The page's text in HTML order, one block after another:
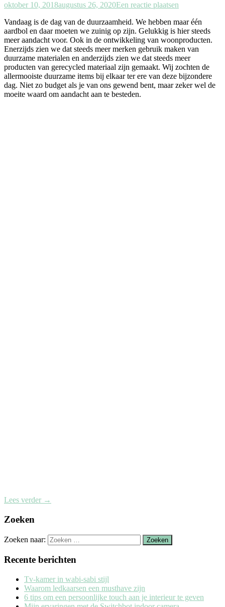
oktober 10, 2018augustus 26, 2020Een reactie plaatsen
Vandaag is de dag van de duurzaamheid. We hebben maar één
aardbol en daar moeten we zuinig op zijn. Gelukkig is hier steeds
meer aandacht voor. Ook in de ontwikkeling van woonproducten.
Enerzijds zien we dat steeds meer merken gebruik maken van
duurzame materialen en anderzijds zien we dat steeds meer
producten van gerecycled materiaal zijn gemaakt. Wij zochten de
allermooiste duurzame items bij elkaar ter ere van deze bijzondere
dag. Niet zo budget als je van ons gewend bent, maar zeker wel de
moeite waard om aandacht aan te besteden.
Lees verder →
Zoeken
Zoeken naar:
Recente berichten
Tv-kamer in wabi-sabi stijl
Waarom ledkaarsen een musthave zijn
6 tips om een persoonlijke touch aan je interieur te geven